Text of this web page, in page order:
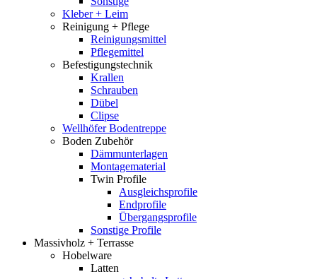
Kleber + Leim
Reinigung + Pflege
Reinigungsmittel
Pflegemittel
Befestigungstechnik
Krallen
Schrauben
Dübel
Clipse
Wellhöfer Bodentreppe
Boden Zubehör
Dämmunterlagen
Montagematerial
Twin Profile
Ausgleichsprofile
Endprofile
Übergangsprofile
Sonstige Profile
Massivholz + Terrasse
Hobelware
Latten